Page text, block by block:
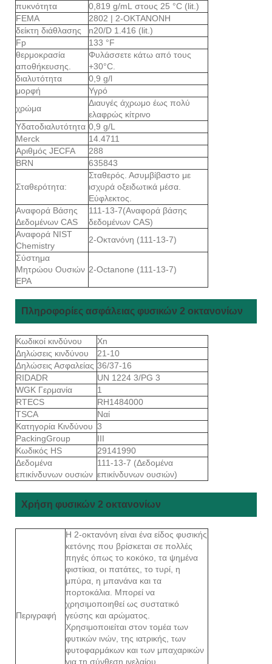
πυκνότητα
0,819 g/mL στους 25 °C (lit.)
FEMA
2802 | 2-ΟΚΤΑΝΟΝΗ
δείκτη διάθλασης
n20/D 1.416 (lit.)
Fp
133 °F
θερμοκρασία
αποθήκευσης.
Φυλάσσετε κάτω από τους
+30°C.
διαλυτότητα
0,9 g/l
μορφή
Υγρό
χρώμα
Διαυγές άχρωμο έως πολύ
ελαφρώς κίτρινο
Υδατοδιαλυτότητα 0,9 g/L
Merck
14.4711
Αριθμός JECFA
288
BRN
635843
Σταθερότητα:
Σταθερός. Ασυμβίβαστο με
ισχυρά οξειδωτικά μέσα.
Εύφλεκτος.
Αναφορά Βάσης
Δεδομένων CAS
111-13-7(Αναφορά βάσης
δεδομένων CAS)
Αναφορά NIST
Chemistry
2-Οκτανόνη (111-13-7)
Σύστημα
Μητρώου Ουσιών
EPA
2-Octanone (111-13-7)
Πληροφορίες ασφάλειας φυσικών 2 οκτανονίων
Κωδικοί κινδύνου
Xn
Δηλώσεις κινδύνου
21-10
Δηλώσεις Ασφαλείας 36/37-16
RIDADR
UN 1224 3/PG 3
WGK Γερμανία
1
RTECS
RH1484000
TSCA
Ναί
Κατηγορία Κινδύνου 3
PackingGroup
III
Κωδικός HS
29141990
Δεδομένα
επικίνδυνων ουσιών
111-13-7 (Δεδομένα
επικίνδυνων ουσιών)
Χρήση φυσικών 2 οκτανονίων
Περιγραφή
Η 2-οκτανόνη είναι ένα είδος φυσικής
κετόνης που βρίσκεται σε πολλές
πηγές όπως το κοκόκο, τα ψημένα
φιστίκια, οι πατάτες, το τυρί, η
μπύρα, η μπανάνα και τα
πορτοκάλια. Μπορεί να
χρησιμοποιηθεί ως συστατικό
γεύσης και αρώματος.
Χρησιμοποιείται στον τομέα των
φυτικών ινών, της ιατρικής, των
φυτοφαρμάκων και των μπαχαρικών
για τη σύνθεση ινελαίου,